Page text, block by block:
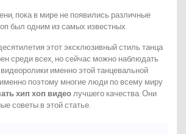
пока в мире не появились различные
был одним из самых известных.
этот эксклюзивный стиль танца
среди всех, но сейчас можно наблюдать
именно этой танцевальной
поэтому многие люди по всему миру
хип хоп видеолучшего качества. Они
советы в этой статье.